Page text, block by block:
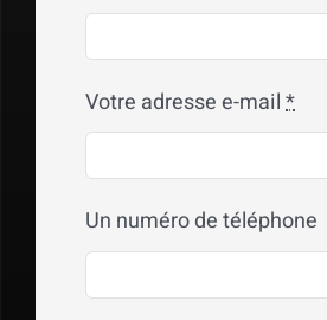
Votre adresse e-mail*
Un numéro de téléphone